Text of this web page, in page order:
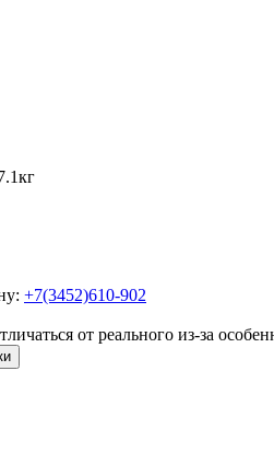
кг
+7(3452)610-902
от реального из-за